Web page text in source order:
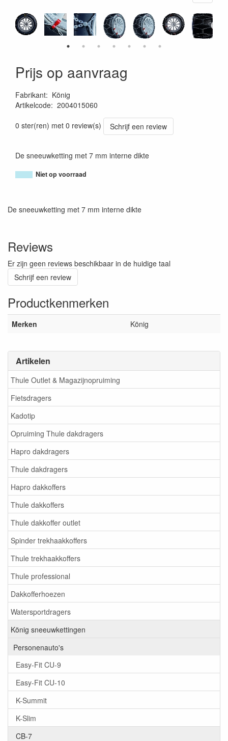
Artikelen
Thule Outlet & Magazijnopruiming
Fietsdragers
Kadotip
Opruiming Thule dakdragers
Hapro dakdragers
Thule dakdragers
Hapro dakkoffers
Thule dakkoffers
Thule dakkoffer outlet
Spinder trekhaakkoffers
Thule trekhaakkoffers
Thule professional
Dakkofferhoezen
Watersportdragers
König sneeuwkettingen
Personenauto's
Easy-Fit CU-9
Easy-Fit CU-10
K-Summit
K-Slim
CB-7
Prijs op aanvraag
Fabrikant: König
Artikelcode: 2004015060
0 ster(ren) met 0 review(s)
Schrijf een review
De sneeuwketting met 7 mm interne dikte
Niet op voorraad
De sneeuwketting met 7 mm interne dikte
Reviews
Er zijn geen reviews beschikbaar in de huidige taal
Schrijf een review
Productkenmerken
Merken König